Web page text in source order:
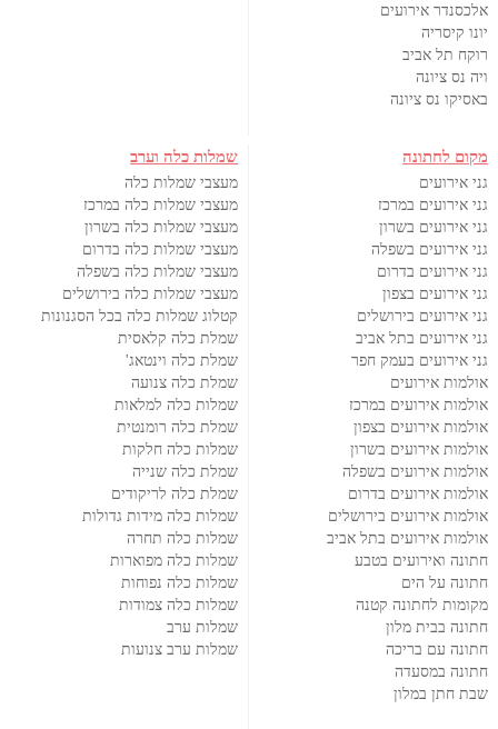
אלכסנדר אירועים
יונו קיסריה
רוקח תל אביב
ויה נס ציונה
באסיקו נס ציונה
מקום לחתונה
גני אירועים
גני אירועים במרכז
גני אירועים בשרון
גני אירועים בשפלה
גני אירועים בדרום
גני אירועים בצפון
גני אירועים בירושלים
גני אירועים בתל אביב
גני אירועים בעמק חפר
אולמות אירועים
אולמות אירועים במרכז
אולמות אירועים בצפון
אולמות אירועים בשרון
אולמות אירועים בשפלה
אולמות אירועים בדרום
אולמות אירועים בירושלים
אולמות אירועים בתל אביב
חתונה ואירועים בטבע
חתונה על הים
מקומות לחתונה קטנה
חתונה בבית מלון
חתונה עם בריכה
חתונה במסעדה
שבת חתן במלון
שמלות כלה וערב
מעצבי שמלות כלה
מעצבי שמלות כלה במרכז
מעצבי שמלות כלה בשרון
מעצבי שמלות כלה בדרום
מעצבי שמלות כלה בשפלה
מעצבי שמלות כלה בירושלים
קטלוג שמלות כלה בכל הסגנונות
שמלת כלה קלאסית
שמלת כלה וינטאג'
שמלת כלה צנועה
שמלות כלה למלאות
שמלת כלה רומנטית
שמלות כלה חלקות
שמלת כלה שנייה
שמלת כלה לריקודים
שמלות כלה מידות גדולות
שמלות כלה תחרה
שמלות כלה מפוארות
שמלות כלה נפוחות
שמלות כלה צמודות
שמלות ערב
שמלות ערב צנועות